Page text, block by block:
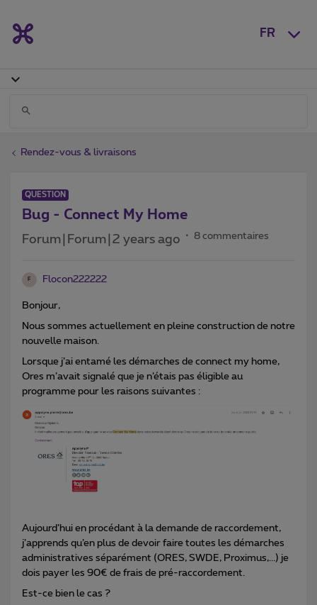
FR
Rendez-vous & livraisons
QUESTION
Bug - Connect My Home
Forum|Forum|2 years ago 8 commentaires
F Flocon222222
Bonjour,
Nous sommes actuellement en pleine construction de notre
nouvelle maison.
Lorsque j’ai entamé les démarches de connect my home,
Ores m’avait signalé que je n’étais pas éligible au
programme pour les raisons suivantes :
Aujourd’hui en procédant à la demande de raccordement,
j’apprends qu’en plus de devoir faire toutes les démarches
administratives séparément (ORES, SWDE, Proximus,...) je
dois payer les 90€ de frais de pré-raccordement.
Est-ce bien le cas ?